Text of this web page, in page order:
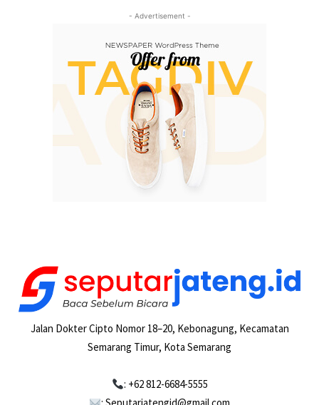
- Advertisement -
Jalan Dokter Cipto Nomor 18–20, Kebonagung, Kecamatan
Semarang Timur, Kota Semarang
: +62 812-6684-5555